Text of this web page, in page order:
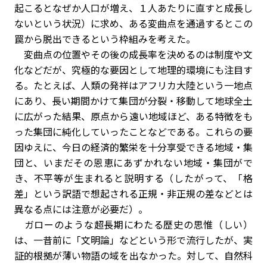
起こるとなぜか人口が増え、１人あたりに直すと成長し
ないという状況）に求め、ある変曲点を通過するとこの
罠から脱出できるという枠組みを考えた。
変曲点の位置やその後の成長率を決めるのは制度や文
化などだが、究極的な要因として地理的環境にも注目す
る。たとえば、人類の発祥はアフリカ大陸という一地点
にあり、長い期間かけて集団が分裂・移動して地球全土
に広がった結果、原点から遠い地域ほど、ある特徴をも
った集団に純化していったことなどである。これらの要
因ゆえに、今日の経済的繁栄を十分享受できる地域・集
団と、いまだその恩恵にあずかれない地域・集団がで
き、不平等が生まれると説明する（したがって、「格
差」という訳語で想起される正規・非正規の差などとは
異なる点には注意が必要だ）。
ガローのような超長期にわたる歴史の思惟（しい）
は、一昔前に「文明論」などという形で流行したが、実
証的根拠が薄い物語の域を出なかった。対して、自然科